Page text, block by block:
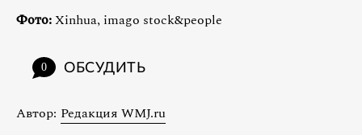
Фото:Xinhua, imago stock&people
0 ОБСУДИТЬ
Автор: Редакция WMJ.ru